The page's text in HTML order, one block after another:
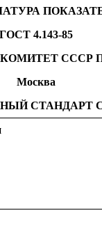
ГОСТ 4.143-85
КОМИТЕТ СССР
Москва
СТАНДАРТ